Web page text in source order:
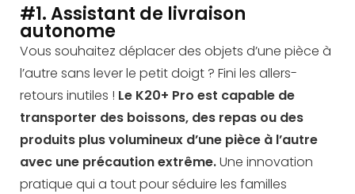
#1. Assistant de livraison
autonome
Vous souhaitez déplacer des objets d’une pièce à
l’autre sans lever le petit doigt ? Fini les allers-
retours inutiles ! Le K20+ Pro est capable de
transporter des boissons, des repas ou des
produits plus volumineux d’une pièce à l’autre
avec une précaution extrême.Une innovation
pratique qui a tout pour séduire les familles